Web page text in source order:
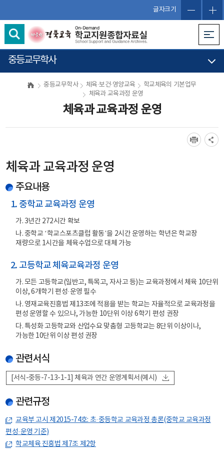
글자크기
중등교무학사
중등교무학사 체육·보건·영양교육
학교체육의 기본업무
체육과 교육과정 운영
체육과 교육과정 운영
체육과 교육과정 운영
주요내용
1. 중학교 교육과정 운영
가. 3년간 272시간 확보
나. 중학교 ‘학교스포츠클럽 활동’을 2시간 운영하는 학년은 학교장
재량으로 1시간을 체육수업으로 대체 가능
2. 고등학교 체육교육과정 운영
가. 모든 고등학교(일반고, 특목고, 자사고 등)는 교육과정에서 체육 10단위
이상, 6개학기 편성·운영 필수
나. 영재교육진흥법 제13조에 적용을 받는 학교는 자율적으로 교육과정을
편성 운영할 수 있으나, 가능한 10단위 이상 6학기 편성 권장
다. 특성화 고등학교와 산업수요 맞춤형 고등학교는 8단위 이상이나,
가능한 10단위 이상 편성 권장
관련서식
[서식-중등-7-13-1-1] 체육과 연간 운영계획서(예시)
관련규정
교육부 고시 제2015-74호: 초·중등학교 교육과정 총론(중학교 교육과정
편성·운영 기준)
학교체육 진흥법 제7조 제2항